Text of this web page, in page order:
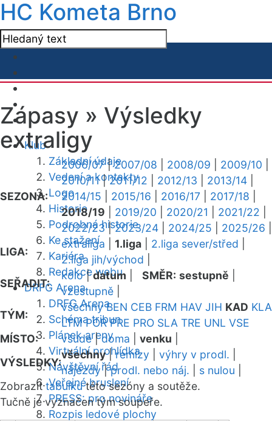
HC Kometa Brno
Klub
Základní údaje
Vedení a kontakty
Logo
Historie
Podrobná historie
Ke stažení
Kariéra
Redakce webu
DRFG Arena
DRFG Arena
Schéma tribun
Plánek areny
Virtuální prohlídka
Návštěvní řád
Veřejné bruslení
PRESS: pro novináře
Rozpis ledové plochy
Zápasy » Výsledky
extraligy
SEZONA:
2006/07|2007/08 2008/09 2009/10
2010/11|2011/12 2012/13 2013/14
2014/15
2015/16 2016/17 2017/18
2018/19
2019/20 2020/21 2021/22
2022/23|2023/24 2024/25 2025/26
LIGA:
extraliga 1.liga 2.liga sever/střed
2.liga jih/východ
SEŘADIT:
kolo|datum SMĚR: sestupně
vzestupně
TÝM:
všechny BEN CEB FRM HAV JIH KAD KLA
LTM POR PRE PRO SLA TRE UNL VSE
MÍSTO:
všude|doma venku
VÝSLEDKY:
všechny|remízy výhry v prodl.
nájezdy|prodl. nebo náj. s nulou
Zobrazittabulkutéto sezóny a soutěže.
Tučně je vyznačen tým soupeře.